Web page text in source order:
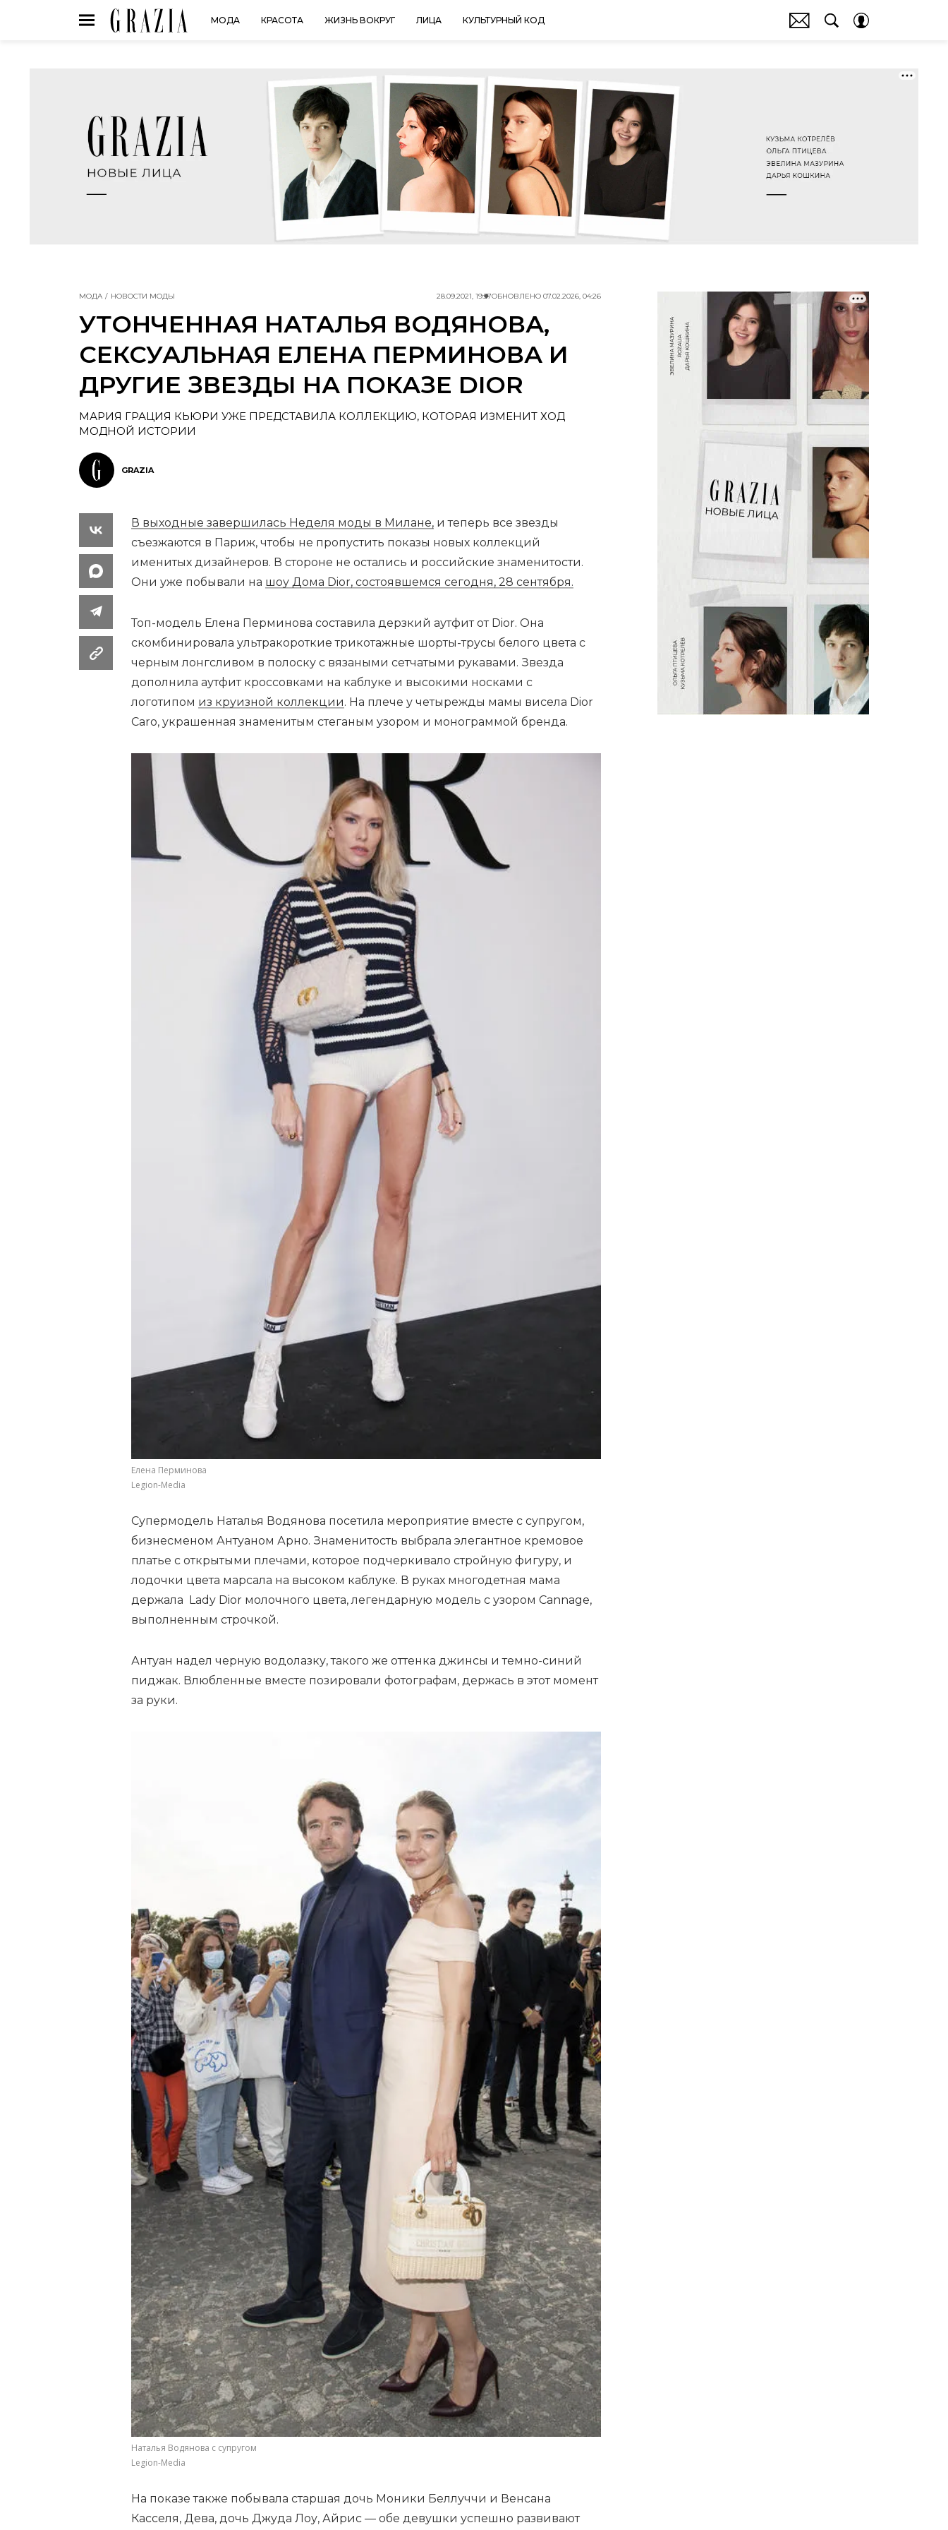
МОДА КРАСОТА ЖИЗНЬ ВОКРУГ ЛИЦА КУЛЬТУРНЫЙ КОД
МОДА НОВОСТИ МОДЫ 28.09.2021, 19:57ОБНОВЛЕНО 07.02.2026, 04:26
УТОНЧЕННАЯ НАТАЛЬЯ ВОДЯНОВА,
СЕКСУАЛЬНАЯ ЕЛЕНА ПЕРМИНОВА И
ДРУГИЕ ЗВЕЗДЫ НА ПОКАЗЕ DIOR
МАРИЯ ГРАЦИЯ КЬЮРИ УЖЕ ПРЕДСТАВИЛА КОЛЛЕКЦИЮ, КОТОРАЯ ИЗМЕНИТ ХОД
МОДНОЙ ИСТОРИИ
GRAZIA
В выходные завершилась Неделя моды в Милане, и теперь все звезды
съезжаются в Париж, чтобы не пропустить показы новых коллекций
именитых дизайнеров. В стороне не остались и российские знаменитости.
Они уже побывали на шоу Дома Dior, состоявшемся сегодня, 28 сентября.
Топ-модель Елена Перминова составила дерзкий аутфит от Dior. Она
скомбинировала ультракороткие трикотажные шорты-трусы белого цвета с
черным лонгсливом в полоску с вязаными сетчатыми рукавами. Звезда
дополнила аутфит кроссовками на каблуке и высокими носками с
логотипом из круизной коллекции. На плече у четырежды мамы висела Dior
Caro, украшенная знаменитым стеганым узором и монограммой бренда.
Елена Перминова
Legion-Media
Супермодель Наталья Водянова посетила мероприятие вместе с супругом,
бизнесменом Антуаном Арно. Знаменитость выбрала элегантное кремовое
платье с открытыми плечами, которое подчеркивало стройную фигуру, и
лодочки цвета марсала на высоком каблуке. В руках многодетная мама
держала Lady Dior молочного цвета, легендарную модель с узором Cannage,
выполненным строчкой.
Антуан надел черную водолазку, такого же оттенка джинсы и темно-синий
пиджак. Влюбленные вместе позировали фотографам, держась в этот момент
за руки.
Наталья Водянова с супругом
Legion-Media
На показе также побывала старшая дочь Моники Беллуччи и Венсана
Касселя, Дева, дочь Джуда Лоу, Айрис — обе девушки успешно развивают